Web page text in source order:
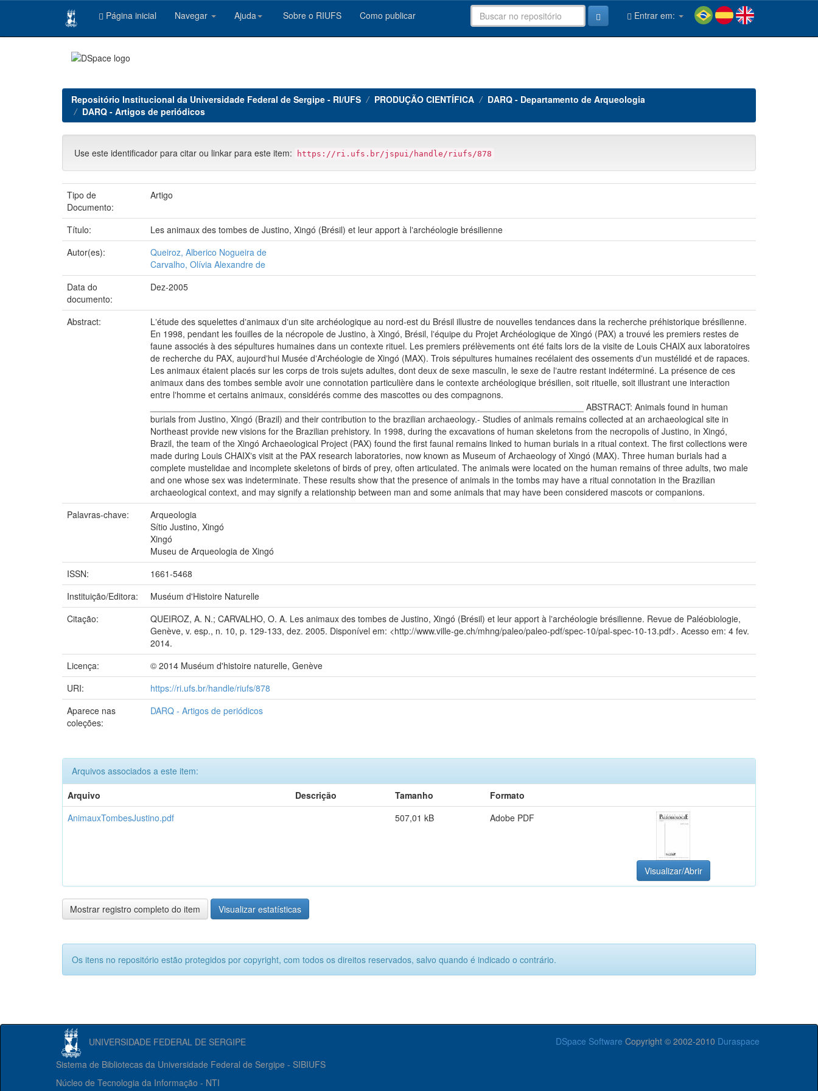
Página inicial Navegar Ajuda Sobre o RIUFS Como publicar Entrar em:
Repositório Institucional da Universidade Federal de Sergipe - RI/UFS PRODUÇÃO CIENTÍFICA
DARQ - Departamento de Arqueologia
DARQ - Artigos de periódicos
Use este identificador para citar ou linkar para este item: https://ri.ufs.br/jspui/handle/riufs/878
Tipo de
Documento:
Artigo
Título:
Les animaux des tombes de Justino, Xingó (Brésil) et leur apport à lʼarchéologie brésilienne
Autor(es):
Queiroz, Alberico Nogueira de
Carvalho, Olívia Alexandre de
Data do
documento:
Dez-2005
Abstract:
Lʼétude des squelettes dʼanimaux dʼun site archéologique au nord-est du Brésil illustre de nouvelles tendances dans la recherche préhistorique brésilienne.
En 1998, pendant les fouilles de la nécropole de Justino, à Xingó, Brésil, lʼéquipe du Projet Archéologique de Xingó (PAX) a trouvé les premiers restes de
faune associés à des sépultures humaines dans un contexte rituel. Les premiers prélèvements ont été faits lors de la visite de Louis CHAIX aux laboratoires
de recherche du PAX, aujourdʼhui Musée dʼArchéologie de Xingó (MAX). Trois sépultures humaines recélaient des ossements dʼun mustélidé et de rapaces.
Les animaux étaient placés sur les corps de trois sujets adultes, dont deux de sexe masculin, le sexe de lʼautre restant indéterminé. La présence de ces
animaux dans des tombes semble avoir une connotation particulière dans le contexte archéologique brésilien, soit rituelle, soit illustrant une interaction
entre lʼhomme et certains animaux, considérés comme des mascottes ou des compagnons.
_________________________________________________________________________________________ ABSTRACT: Animals found in human
burials from Justino, Xingó (Brazil) and their contribution to the brazilian archaeology.- Studies of animals remains collected at an archaeological site in
Northeast provide new visions for the Brazilian prehistory. In 1998, during the excavations of human skeletons from the necropolis of Justino, in Xingó,
Brazil, the team of the Xingó Archaeological Project (PAX) found the first faunal remains linked to human burials in a ritual context. The first collections were
made during Louis CHAIXʼs visit at the PAX research laboratories, now known as Museum of Archaeology of Xingó (MAX). Three human burials had a
complete mustelidae and incomplete skeletons of birds of prey, often articulated. The animals were located on the human remains of three adults, two male
and one whose sex was indeterminate. These results show that the presence of animals in the tombs may have a ritual connotation in the Brazilian
archaeological context, and may signify a relationship between man and some animals that may have been considered mascots or companions.
Palavras-chave:
Arqueologia
Sítio Justino, Xingó
Xingó
Museu de Arqueologia de Xingó
ISSN:
1661-5468
Instituição/Editora:
Muséum d'Histoire Naturelle
Citação:
QUEIROZ, A. N.; CARVALHO, O. A. Les animaux des tombes de Justino, Xingó (Brésil) et leur apport à lʼarchéologie brésilienne. Revue de Paléobiologie,
Genève, v. esp., n. 10, p. 129-133, dez. 2005. Disponível em: <http://www.ville-ge.ch/mhng/paleo/paleo-pdf/spec-10/pal-spec-10-13.pdf>. Acesso em: 4 fev.
2014.
Licença:
© 2014 Muséum d'histoire naturelle, Genève
URI:
https://ri.ufs.br/handle/riufs/878
Aparece nas
coleções:
DARQ - Artigos de periódicos
Arquivos associados a este item:
Arquivo
Descrição Tamanho
Formato
AnimauxTombesJustino.pdf
507,01 kB Adobe PDF
Visualizar/Abrir
Mostrar registro completo do item Visualizar estatísticas
Os itens no repositório estão protegidos por copyright, com todos os direitos reservados, salvo quando é indicado o contrário.
UNIVERSIDADE FEDERAL DE SERGIPE DSpace Software Copyright © 2002-2010 Duraspace
Sistema de Bibliotecas da Universidade Federal de Sergipe - SIBIUFS
Núcleo de Tecnologia da Informação - NTI